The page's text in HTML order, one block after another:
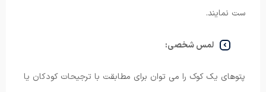
ست نمایند.
لمس شخصی:
پتوهای یک کوک را می توان برای مطابقت با ترجیحات کودکان یا